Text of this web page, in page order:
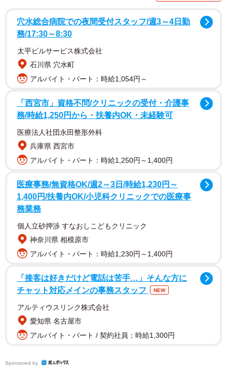
「ユキちゃん、サンちゃんのお股が。。。なんで寛大なん
だろ、ユキちゃん。。」
「ユキちゃん ネコちゃんに顔に乗られても全然怒らないで
すね」
「動かざること岩の如しw ここで動いたら巻き込まれるの
「ゆきちゃんの顔に…ほんとに優しくて穏やかなわんちゃ
んですね♡ 仲良しなみんなに癒されています」
多くの人を感心させたワンちゃんは、シベリアンハスキー
バトルをしていた2匹の子猫は、レンくん（生後7カ月）と
サンちゃん（生後2カ月）の男の子たち。バトルになったレ
ンくんたちのことを、ユキちゃんは気付いていたのでしょ
穴水総合病院での夜間受付スタッフ/週3～4日勤
務/17:30～8:30
太平ビルサービス株式会社
石川県 穴水町
アルバイト・パート：時給1,054円～
「西宮市」資格不問/クリニックの受付・介護事
務/時給1,250円から・扶養内OK・未経験可
医療法人社団永田整形外科
兵庫県 西宮市
アルバイト・パート：時給1,250円～1,400円
医療事務/無資格OK/週2～3日/時給1,230円～
1,400円/扶養内OK/小児科クリニックでの医療事
務業務
個人立砂押渉 すなおしこどもクリニック
神奈川県 相模原市
アルバイト・パート：時給1,230円～1,400円
「接客は好きだけど電話は苦手…」そんな方に
チャット対応メインの事務スタッフ
NEW
アルティウスリンク株式会社
愛知県 名古屋市
アルバイト・パート / 契約社員：時給1,300円
Sponsored by